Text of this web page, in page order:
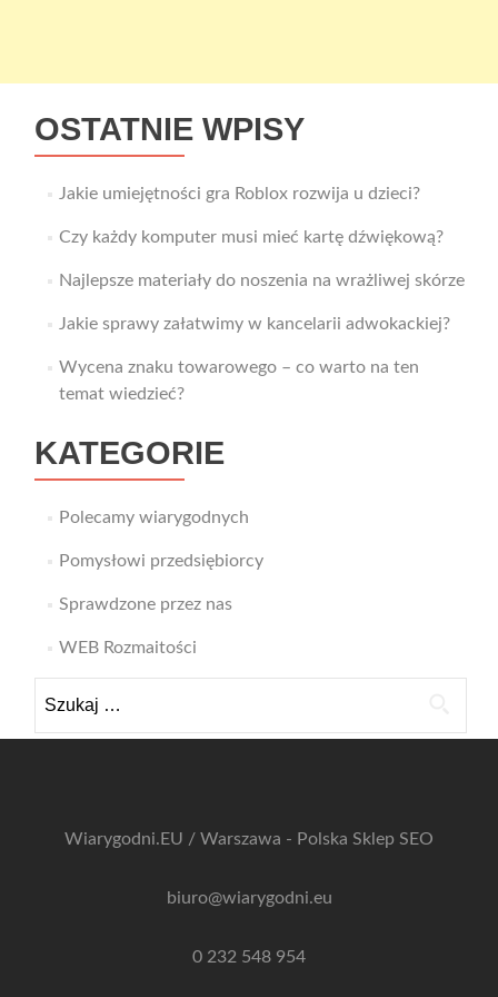
OSTATNIE WPISY
Jakie umiejętności gra Roblox rozwija u dzieci?
Czy każdy komputer musi mieć kartę dźwiękową?
Najlepsze materiały do noszenia na wrażliwej skórze
Jakie sprawy załatwimy w kancelarii adwokackiej?
Wycena znaku towarowego – co warto na ten
temat wiedzieć?
KATEGORIE
Polecamy wiarygodnych
Pomysłowi przedsiębiorcy
Sprawdzone przez nas
WEB Rozmaitości
Wiarygodni.EU / Warszawa - Polska Sklep SEO
biuro@wiarygodni.eu
0 232 548 954